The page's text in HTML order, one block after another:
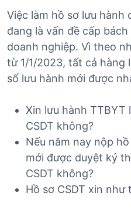
Việc làm hồ sơ lưu hành
đang là vấn đề cấp
doanh nghiệp. Vì theo
từ 1/1/2023, tất cả hàng
số lưu hành mới được
Xin lưu hành TTBYT
CSDT không?
Nếu năm nay nộp
mới được duyệt ký
CSDT không?
Hồ sơ CSDT xin như